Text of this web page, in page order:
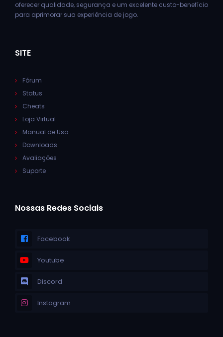
oferecer qualidade, segurança e um excelente custo-benefício
para aprimorar sua experiência de jogo.
SITE
Fórum
Status
Cheats
Loja Virtual
Manual de Uso
Downloads
Avaliações
Suporte
Nossas Redes Sociais
Facebook
Youtube
Discord
Instagram